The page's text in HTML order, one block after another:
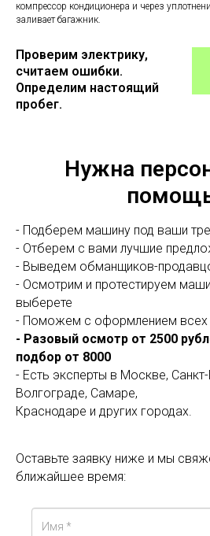
компрессор кондиционера и через
заливает багажник.
Проверим электрику,
считаем ошибки.
Определим настоящий
пробег.
Нужна
- Подберем машину под ваши
- Отберем с вами лучшие
- Выведем обманщиков-
- Осмотрим и протестируем
выберете
- Поможем с оформлением всех
- Разовый осмотр от 2500
подбор от 8000
- Есть эксперты в Москве,
Волгограде, Самаре,
Краснодаре и других городах.
Оставьте заявку ниже и мы
ближайшее время: